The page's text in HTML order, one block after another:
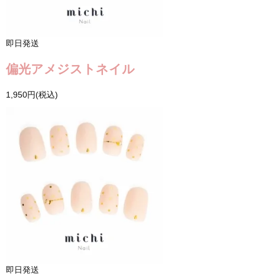
即日発送
偏光アメジストネイル
1,950円(税込)
即日発送